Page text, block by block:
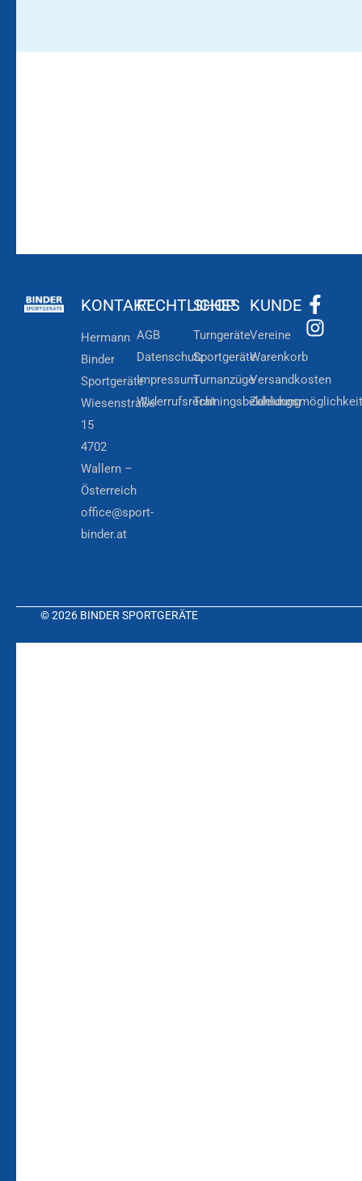
KONTAKT
Hermann
Binder
Sportgeräte
Wiesenstraße
15
4702
Wallern –
Österreich
office@sport-
binder.at
RECHTLICHES
AGB
Datenschutz
Impressum
Widerrufsrecht
SHOP
Turngeräte
Sportgeräte
Turnanzüge
Trainingsbekleidung
KUNDE
Vereine
Warenkorb
Versandkosten
© 2026 BINDER SPORTGERÄTE